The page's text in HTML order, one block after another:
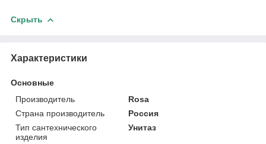
Скрыть
Характеристики
Основные
Производитель
Rosa
Страна производитель
Россия
Тип сантехнического
изделия
Унитаз